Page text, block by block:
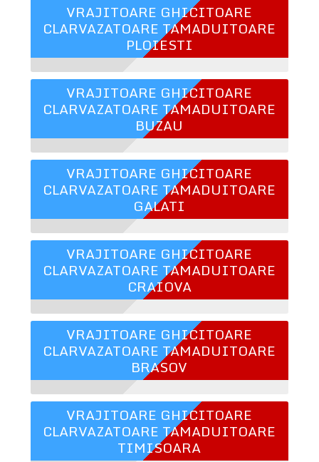
VRAJITOARE GHICITOARE
CLARVAZATOARE TAMADUITOARE
PLOIESTI
VRAJITOARE GHICITOARE
CLARVAZATOARE TAMADUITOARE
BUZAU
VRAJITOARE GHICITOARE
CLARVAZATOARE TAMADUITOARE
GALATI
VRAJITOARE GHICITOARE
CLARVAZATOARE TAMADUITOARE
CRAIOVA
VRAJITOARE GHICITOARE
CLARVAZATOARE TAMADUITOARE
BRASOV
VRAJITOARE GHICITOARE
CLARVAZATOARE TAMADUITOARE
TIMISOARA